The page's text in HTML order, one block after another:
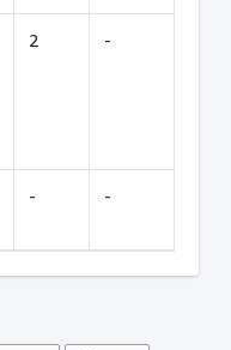
2 -
- -